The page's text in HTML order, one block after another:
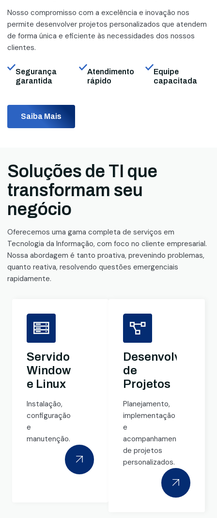
Nosso compromisso com a excelência e inovação nos
permite desenvolver projetos personalizados que atendem
de forma única e eficiente às necessidades dos nossos
clientes.
Segurança
garantida
Atendimento
rápido
Equipe
capacitada
Saiba Mais
Soluções de TI que
transformam seu
negócio
Oferecemos uma gama completa de serviços em
Tecnologia da Informação, com foco no cliente empresarial.
Nossa abordagem é tanto proativa, prevenindo problemas,
quanto reativa, resolvendo questões emergenciais
rapidamente.
Servidores
Windows
e Linux
Instalação,
configuração
e
manutenção.
de
Projetos
Planejamento,
implementação
e
acompanhamento
de projetos
personalizados.